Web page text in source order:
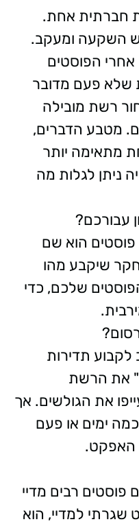
חברתית אחת.
השקעה ומעקב.
אחרי הפוסטים
שלא פעם מדובר
רשת מובילה
מטבע הדברים,
מתאימה יותר
ניתן לגלות מה
עבורכם?
הוא שם
שיקבע מהו
שלכם, כדי
לקבוע תדירות
את הרשת
את הגולשים. אך
ימים או פעם
האפקט.
רבים מדיי
שגרתי למדיי, הוא